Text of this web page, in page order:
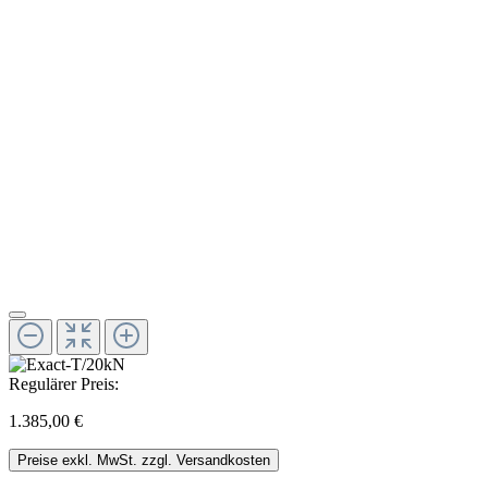
Regulärer Preis:
1.385,00 €
Preise exkl. MwSt. zzgl. Versandkosten